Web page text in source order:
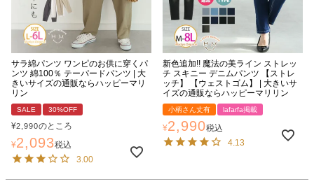
サラ綿パンツ ワンピのお供に穿くパ
ンツ 綿100％ テーパードパンツ | 大
きいサイズの通販ならハッピーマリ
リン
SALE 30%OFF
¥2,990のところ
¥2,093税込
3.00
新色追加!! 魔法の美ライン ストレッ
チ スキニー デニムパンツ 【ストレ
ッチ】 【ウェストゴム】 | 大きいサ
イズの通販ならハッピーマリリン
小柄さん丈有 lafarfa掲載
¥2,990税込
4.13